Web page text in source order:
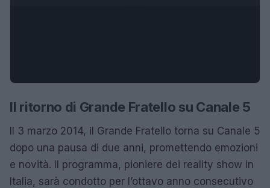
Il ritorno di Grande Fratello su Canale 5
Il 3 marzo 2014, il Grande Fratello torna su Canale 5
dopo una pausa di due anni, promettendo emozioni
e novità. Il programma, pioniere dei reality show in
Italia, sarà condotto per l’ottavo anno consecutivo